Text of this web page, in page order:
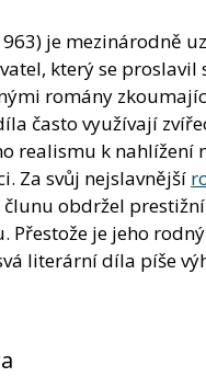
je mezinárodně
který se proslavil
romány
často využívají
realismu k nahlížení
Za svůj nejslavnější
člunu obdržel
Přestože je jeho
literární díla píše